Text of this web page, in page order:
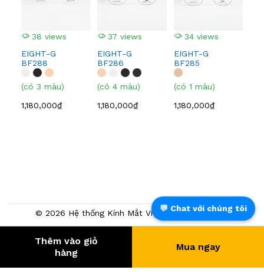
38 views
EIGHT-G
BF288
(có 3 màu)
1,180,000₫
37 views
EIGHT-G
BF286
(có 4 màu)
1,180,000₫
34 views
EIGHT-G
BF285
(có 1 màu)
1,180,000₫
💬 Chat với chúng tôi
© 2026 Hệ thống Kính Mắt Việt Tín. Powered by
392.466 - KHÁCH HÀNG
Thêm vào giỏ
hàng
Mua ngay